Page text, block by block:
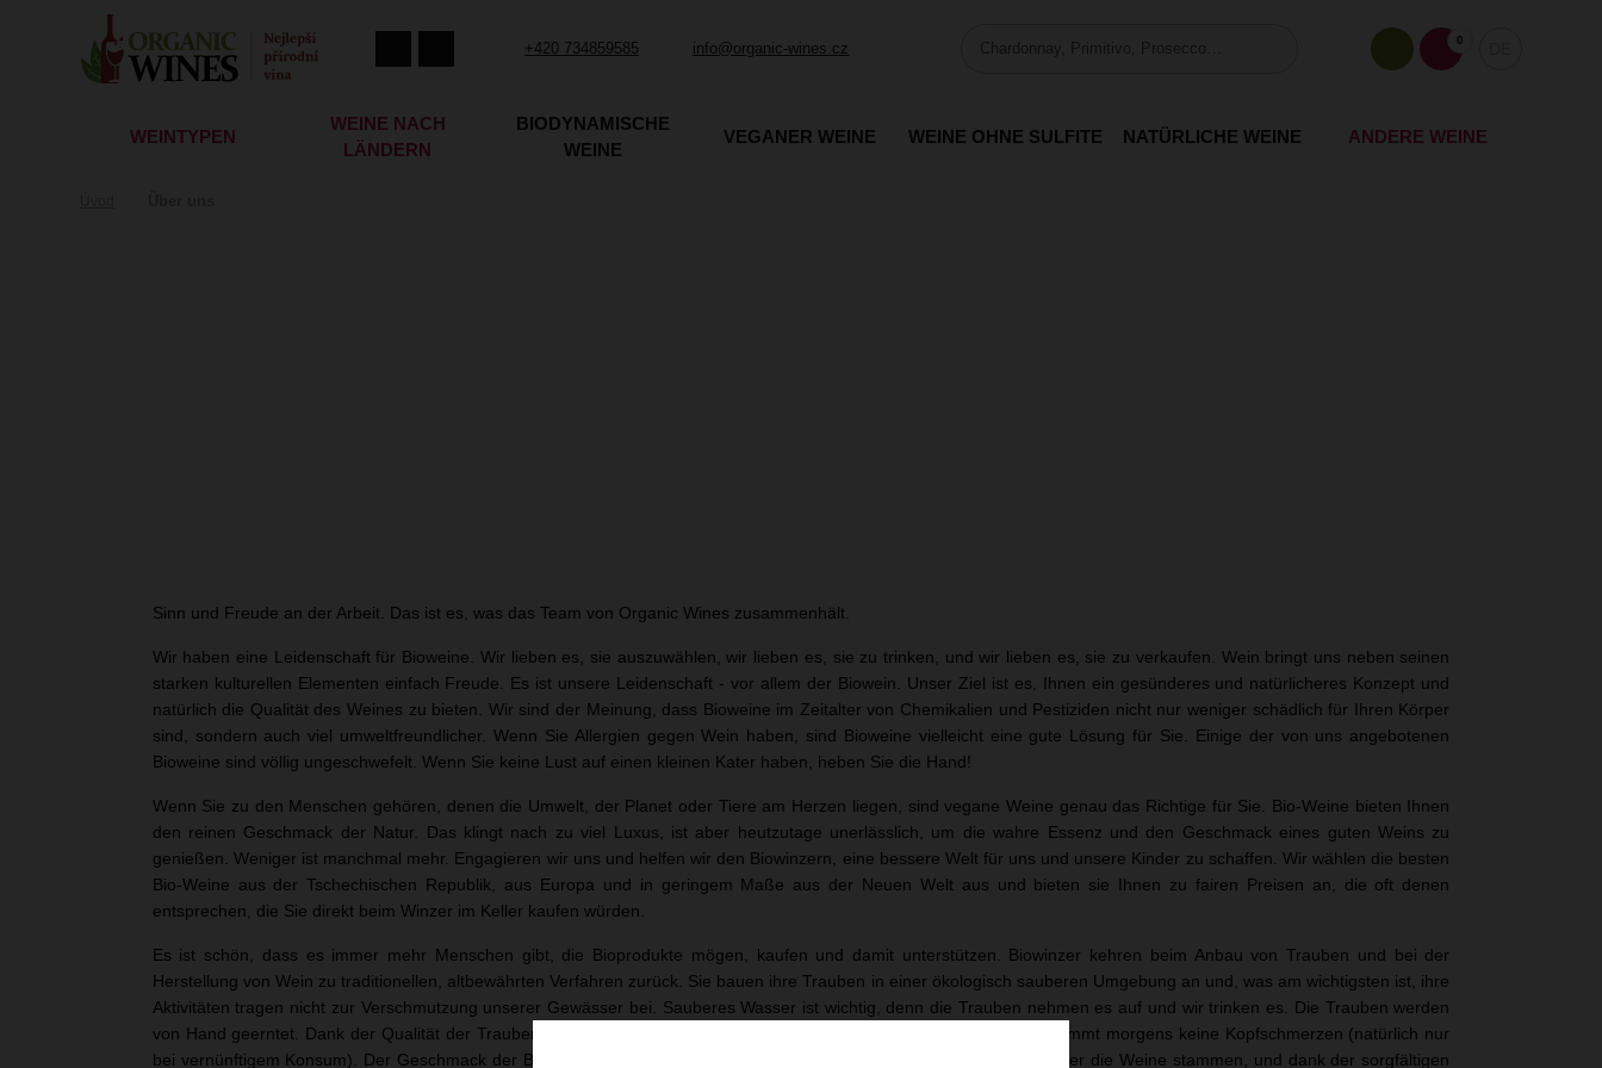
+420 734859585 info@organic-wines.cz 0
WEINTYPEN
WEINE NACH
LÄNDERN
BIODYNAMISCHE
WEINE
VEGANER WEINE WEINE OHNE SULFITE NATÜRLICHE WEINE ANDERE WEINE
Sinn und Freude an der Arbeit. Das ist es, was das Team von Organic Wines zusammenhält.
Wir haben eine Leidenschaft für Bioweine. Wir lieben es, sie auszuwählen, wir lieben es, sie zu trinken, und wir lieben es, sie zu verkaufen. Wein bringt uns neben seinen
starken kulturellen Elementen einfach Freude. Es ist unsere Leidenschaft - vor allem der Biowein. Unser Ziel ist es, Ihnen ein gesünderes und natürlicheres Konzept und
natürlich die Qualität des Weines zu bieten. Wir sind der Meinung, dass Bioweine im Zeitalter von Chemikalien und Pestiziden nicht nur weniger schädlich für Ihren Körper
sind, sondern auch viel umweltfreundlicher. Wenn Sie Allergien gegen Wein haben, sind Bioweine vielleicht eine gute Lösung für Sie. Einige der von uns angebotenen
Bioweine sind völlig ungeschwefelt. Wenn Sie keine Lust auf einen kleinen Kater haben, heben Sie die Hand!
Wenn Sie zu den Menschen gehören, denen die Umwelt, der Planet oder Tiere am Herzen liegen, sind vegane Weine genau das Richtige für Sie. Bio-Weine bieten Ihnen
den reinen Geschmack der Natur. Das klingt nach zu viel Luxus, ist aber heutzutage unerlässlich, um die wahre Essenz und den Geschmack eines guten Weins zu
genießen. Weniger ist manchmal mehr. Engagieren wir uns und helfen wir den Biowinzern, eine bessere Welt für uns und unsere Kinder zu schaffen. Wir wählen die besten
Bio-Weine aus der Tschechischen Republik, aus Europa und in geringem Maße aus der Neuen Welt aus und bieten sie Ihnen zu fairen Preisen an, die oft denen
entsprechen, die Sie direkt beim Winzer im Keller kaufen würden.
Es ist schön, dass es immer mehr Menschen gibt, die Bioprodukte mögen, kaufen und damit unterstützen. Biowinzer kehren beim Anbau von Trauben und bei der
Herstellung von Wein zu traditionellen, altbewährten Verfahren zurück. Sie bauen ihre Trauben in einer ökologisch sauberen Umgebung an und, was am wichtigsten ist, ihre
Aktivitäten tragen nicht zur Verschmutzung unserer Gewässer bei. Sauberes Wasser ist wichtig, denn die Trauben nehmen es auf und wir trinken es. Die Trauben werden
von Hand geerntet. Dank der Qualität der Trauben ist der fertige Wein kaum oder gar nicht geschwefelt, und man bekommt morgens keine Kopfschmerzen (natürlich nur
bei vernünftigem Konsum). Der Geschmack der Bioweine ist so vielfältig, reichhaltig und farbenfroh wie die Natur, aus der die Weine stammen, und dank der sorgfältigen